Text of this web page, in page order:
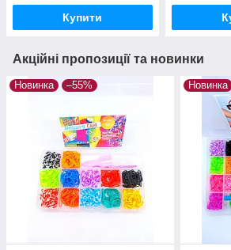
Купити
Акційні пропозиції та новинки
Новинка –55% Новинка